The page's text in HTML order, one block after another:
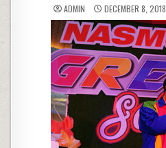
ADMIN DECEMBER 8, 2018